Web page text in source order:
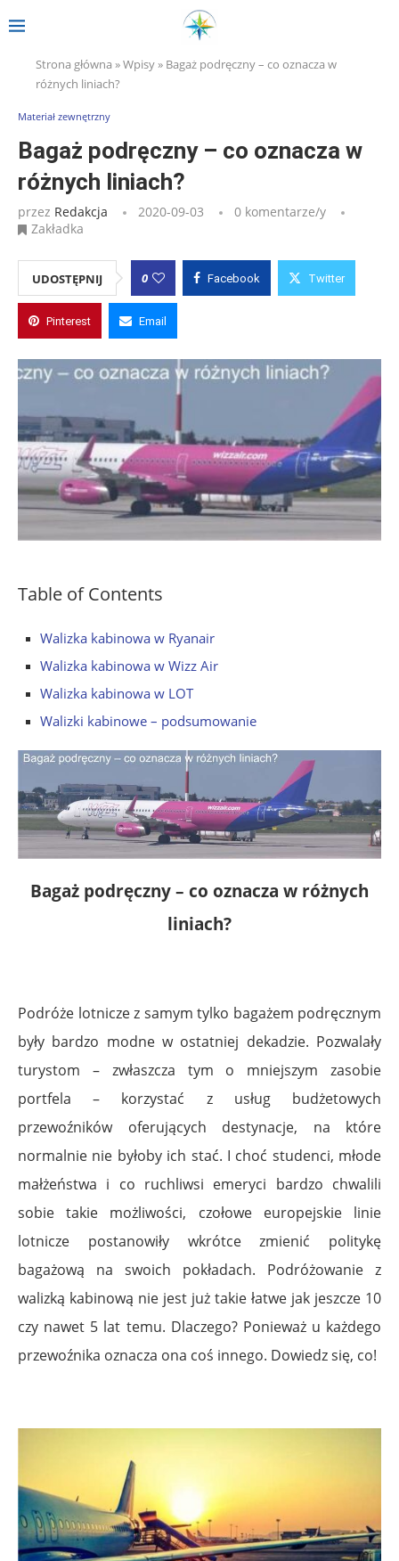
Strona główna »Wpisy» Bagaż podręczny – co oznacza w
różnych liniach?
Materiał zewnętrzny
Bagaż podręczny – co oznacza w
różnych liniach?
przez Redakcja 2020-09-03
0 komentarze/y
Zakładka
UDOSTĘPNIJ 0 Facebook Twitter
Pinterest Email
Table of Contents
Walizka kabinowa w Ryanair
Walizka kabinowa w Wizz Air
Walizka kabinowa w LOT
Walizki kabinowe – podsumowanie
Bagaż podręczny – co oznacza w różnych
liniach?
Podróże lotnicze z samym tylko bagażem podręcznym
były bardzo modne w ostatniej dekadzie. Pozwalały
turystom – zwłaszcza tym o mniejszym zasobie
portfela – korzystać z usług budżetowych
przewoźników oferujących destynacje, na które
normalnie nie byłoby ich stać. I choć studenci, młode
małżeństwa i co ruchliwsi emeryci bardzo chwalili
sobie takie możliwości, czołowe europejskie linie
lotnicze postanowiły wkrótce zmienić politykę
bagażową na swoich pokładach. Podróżowanie z
walizką kabinową nie jest już takie łatwe jak jeszcze 10
czy nawet 5 lat temu. Dlaczego? Ponieważ u każdego
przewoźnika oznacza ona coś innego. Dowiedz się, co!